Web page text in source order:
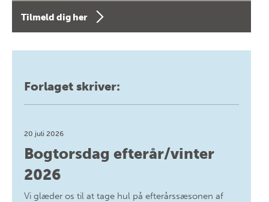
Tilmeld dig her
Forlaget skriver:
20 juli 2026
Bogtorsdag efterår/vinter
2026
Vi glæder os til at tage hul på efterårssæsonen af